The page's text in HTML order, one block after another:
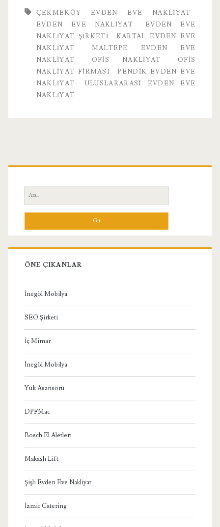
ÇEKMEKÖY EVDEN EVE NAKLIYAT
EVDEN EVE NAKLIYAT
EVDEN EVE
NAKLIYAT ŞIRKETI
KARTAL EVDEN EVE
NAKLIYAT
MALTEPE EVDEN EVE
NAKLIYAT
OFIS NAKLIYAT
OFIS
NAKLIYAT FIRMASI
PENDIK EVDEN EVE
NAKLIYAT
ULUSLARARASI EVDEN EVE
NAKLIYAT
Birincil
Yan
Menü
Ara:
ÖNE ÇIKANLAR
İnegöl Mobilya
SEO Şirketi
İç Mimar
İnegöl Mobilya
Yük Asansörü
DPFMac
Bosch El Aletleri
Makaslı Lift
Şişli Evden Eve Nakliyat
İzmir Catering